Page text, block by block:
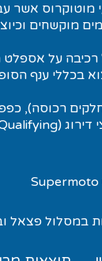
מוטוקרוס
על אספלט
בכללי ענף
פצאל